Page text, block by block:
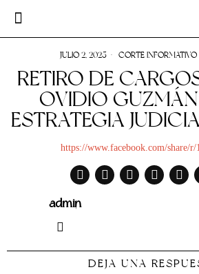
JULIO 2, 2025 CORTE INFORMATIVO
RETIRO DE
OVIDIO
ESTRATEGIA
https://www.facebook.com/share/r/
admin
DEJA UNA